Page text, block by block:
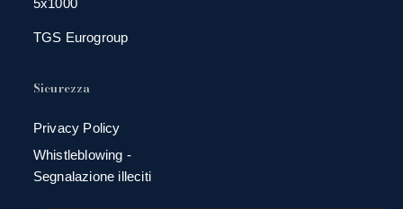
5x1000
TGS Eurogroup
Sicurezza
Privacy Policy
Whistleblowing -
Segnalazione illeciti